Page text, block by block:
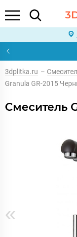
3dplitka.ru –
Granula GR-2015
Смеситель
«